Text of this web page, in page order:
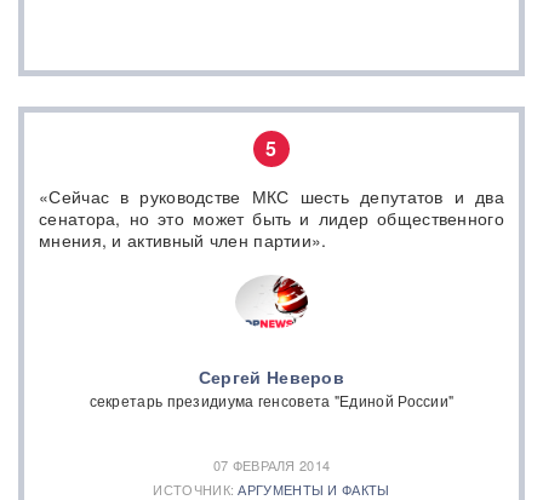
5
«Сейчас в руководстве МКС шесть депутатов и два
сенатора, но это может быть и лидер общественного
мнения, и активный член партии».
Сергей Неверов
секретарь президиума генсовета "Единой России"
07 ФЕВРАЛЯ 2014
ИСТОЧНИК:АРГУМЕНТЫ И ФАКТЫ